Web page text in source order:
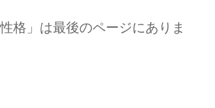
格」は最後のページにありま